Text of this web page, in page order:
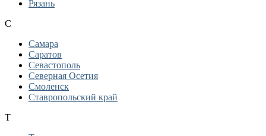
Рязань
С
Самара
Саратов
Севастополь
Северная Осетия
Смоленск
Ставропольский край
Т